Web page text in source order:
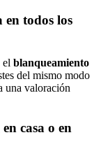
todos los
el blanqueamiento
del mismo modo
una valoración
casa o en